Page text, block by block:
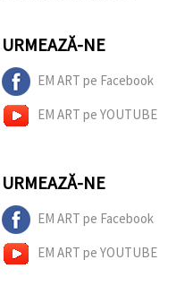
URMEAZĂ-NE
EM ART pe Facebook
EM ART pe YOUTUBE
URMEAZĂ-NE
EM ART pe Facebook
EM ART pe YOUTUBE